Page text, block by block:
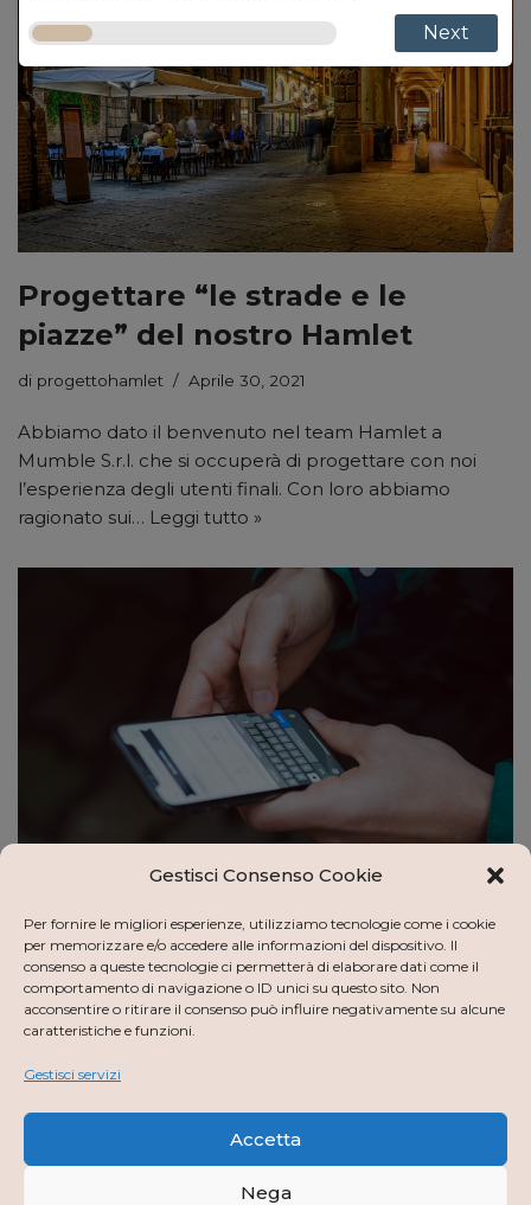
Gestisci Consenso Cookie
Per fornire le migliori esperienze, utilizziamo tecnologie come i cookie
per memorizzare e/o accedere alle informazioni del dispositivo. Il
consenso a queste tecnologie ci permetterà di elaborare dati come il
comportamento di navigazione o ID unici su questo sito. Non
acconsentire o ritirare il consenso può influire negativamente su alcune
caratteristiche e funzioni.
Gestisci servizi
Accetta
Nega
Progettare “le strade e le
piazze” del nostro Hamlet
di progettohamlet Aprile 30, 2021
Abbiamo dato il benvenuto nel team Hamlet a
Mumble S.r.l. che si occuperà di progettare con noi
l’esperienza degli utenti finali. Con loro abbiamo
ragionato sui… Leggi tutto »
Implementazione Single Sign
On e SPID
diprogettohamlet Aprile 30, 2021
Stiamo lavorando per rendere possibile una
a cuore l’esperienza e la sicurezza del singolo, non la
sua profilazione…Leggi tutto »
Next